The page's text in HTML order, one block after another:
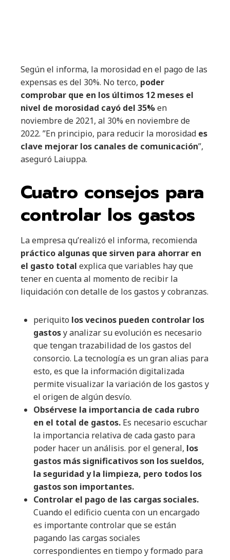
Según el informa, la morosidad en el pago de las
expensas es del 30%. No terco, poder
comprobar que en los últimos 12 meses el
nivel de morosidad cayó del 35%en
noviembre de 2021, al 30% en noviembre de
2022. ”En principio, para reducir la morosidad es
clave mejorar los canales de comunicación”,
aseguró Laiuppa.
Cuatro consejos para
controlar los gastos
La empresa qu’realizó el informa, recomienda
práctico algunas que sirven para ahorrar en
el gasto total explica que variables hay que
tener en cuenta al momento de recibir la
liquidación con detalle de los gastos y cobranzas.
periquito los vecinos pueden controlar los
gastosy analizar su evolución es necesario
que tengan trazabilidad de los gastos del
consorcio. La tecnología es un gran alias para
esto, es que la información digitalizada
permite visualizar la variación de los gastos y
el origen de algún desvío.
Obsérvese la importancia de cada rubro
en el total de gastos. Es necesario escuchar
la importancia relativa de cada gasto para
poder hacer un análisis. por el general, los
gastos más significativos son los sueldos,
la seguridad y la limpieza, pero todos los
gastos son importantes.
Controlar el pago de las cargas sociales.
Cuando el edificio cuenta con un encargado
es importante controlar que se están
pagando las cargas sociales
correspondientes en tiempo y formado para